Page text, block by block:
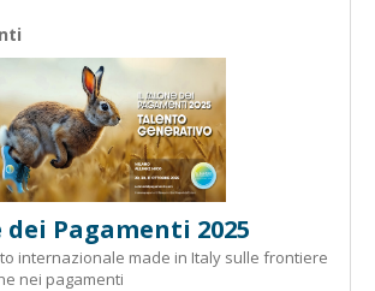
dei Pagamenti 2025
internazionale made in Italy sulle frontiere
nei pagamenti